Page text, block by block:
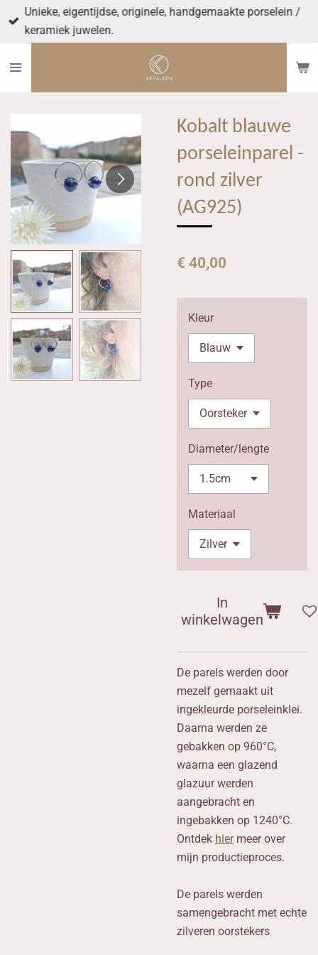
Ga
direct
de
Unieke, eigentijdse, originele, handgemaakte porselein /
keramiek juwelen.
Kobalt blauwe
porseleinparel -
rond zilver
(AG925)
€ 40,00
Kleur
Type
Diameter/lengte
Materiaal
In
winkelwagen
De parels werden door
mezelf gemaakt uit
ingekleurde porseleinklei.
Daarna werden ze
gebakken op 960°C,
waarna een glazend
glazuur werden
aangebracht en
ingebakken op 1240°C.
Ontdek hiermeer over
mijn productieproces.
De parels werden
samengebracht met echte
zilveren oorstekers